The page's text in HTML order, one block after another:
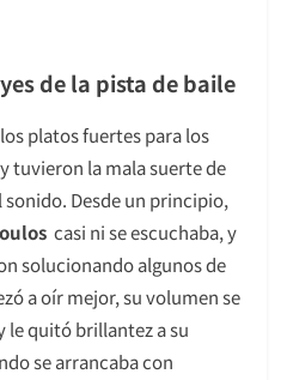
de la pista de baile
platos fuertes para los
tuvieron la mala suerte de
Desde un principio,
casi ni se escuchaba, y
solucionando algunos de
a oír mejor, su volumen se
le quitó brillantez a su
se arrancaba con